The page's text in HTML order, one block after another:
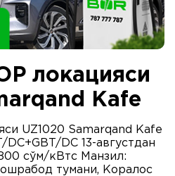
лoкацияси
Kafe
UZ1020 Samarqand Kafe
DC 13-августдан
сўм/кВтс Манзил:
тумани, Кoралoс